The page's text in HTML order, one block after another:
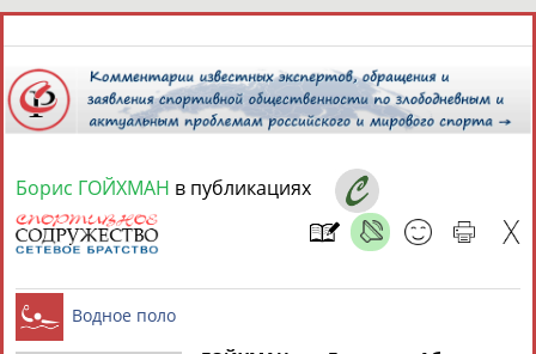
8 августа 2026 года,11:41
Найдено: 13181 Расширенный поиск
Борис ГОЙХМАН в публикациях